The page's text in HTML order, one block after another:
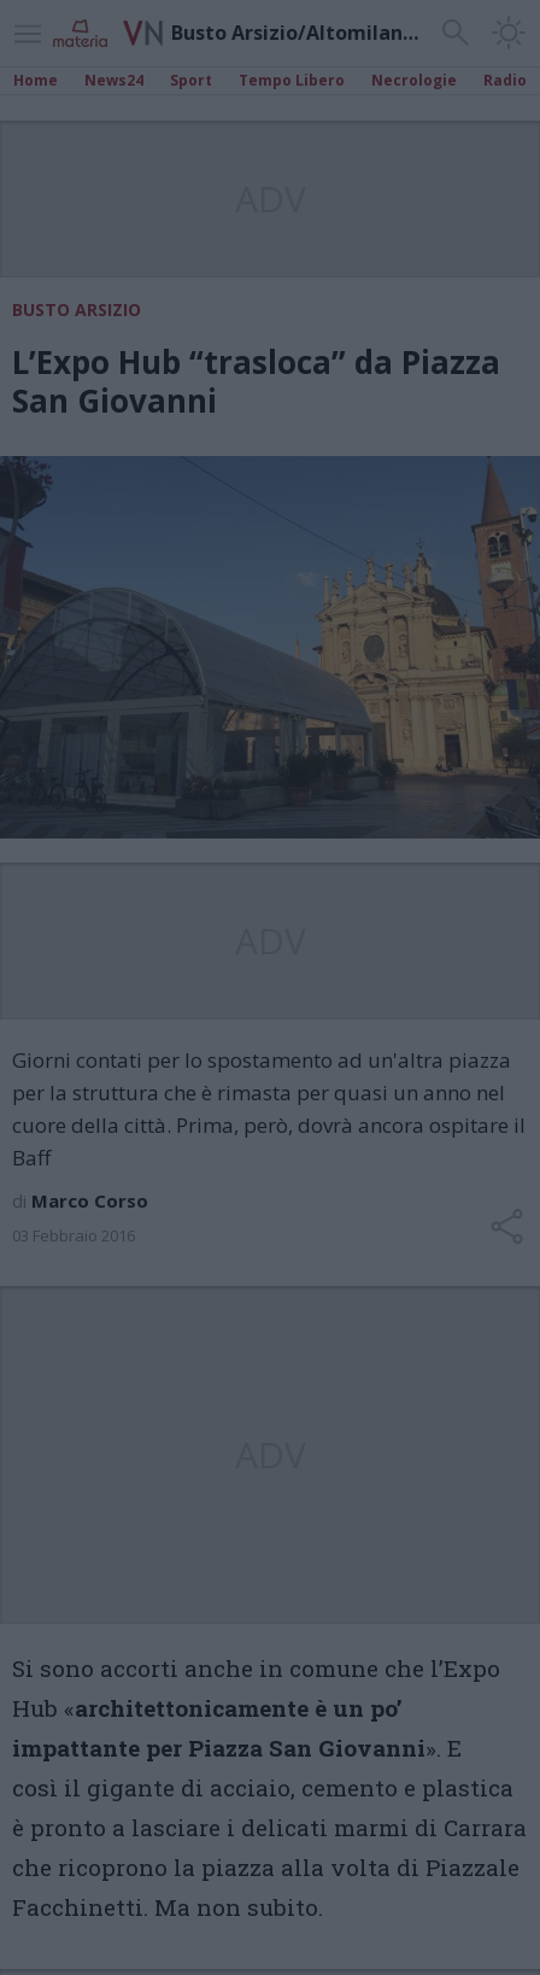
Busto Arsizio/Altomilanese
Home News24 Sport Tempo Libero Necrologie Radio
BUSTO ARSIZIO
L’Expo Hub “trasloca” da Piazza
San Giovanni
Giorni contati per lo spostamento ad un'altra piazza
per la struttura che è rimasta per quasi un anno nel
cuore della città. Prima, però, dovrà ancora ospitare il
Baff
di Marco Corso
03 Febbraio 2016
Si sono accorti anche in comune che l’Expo
Hub «architettonicamente è un po’
impattante per Piazza San Giovanni». E
così il gigante di acciaio, cemento e plastica
è pronto a lasciare i delicati marmi di Carrara
che ricoprono la piazza alla volta di Piazzale
Facchinetti. Ma non subito.